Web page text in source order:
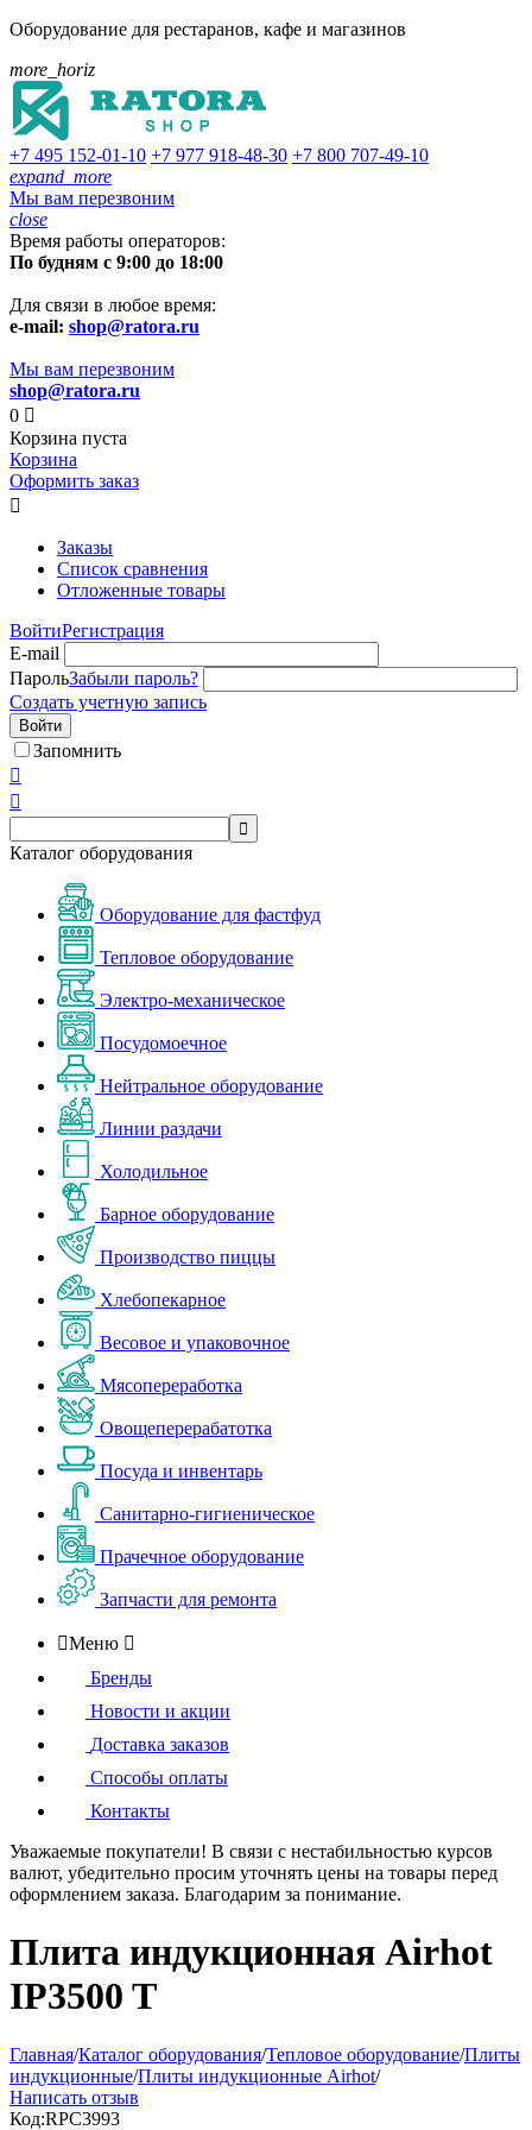
Оборудование для рестаранов, кафе и магазинов
more_horiz
+7 495 152-01-10 +7 977 918-48-30 +7 800 707-49-10
expand_more
Мы вам перезвоним
close
Время работы операторов:
По будням с 9:00 до 18:00
Для связи в любое время:
e-mail: shop@ratora.ru
Мы вам перезвоним
shop@ratora.ru
0 
Корзина пуста
Корзина
Оформить заказ

Заказы
Список сравнения
Отложенные товары
ВойтиРегистрация
E-mail
ПарольЗабыли пароль?
Создать учетную запись
Войти
Запомнить



Каталог оборудования
Оборудование для фастфуд
Тепловое оборудование
Электро-механическое
Посудомоечное
Нейтральное оборудование
Линии раздачи
Холодильное
Барное оборудование
Производство пиццы
Хлебопекарное
Весовое и упаковочное
Мясопереработка
Овощеперерабатотка
Посуда и инвентарь
Санитарно-гигиеническое
Прачечное оборудование
Запчасти для ремонта
Меню 
Бренды
Новости и акции
Доставка заказов
Способы оплаты
Контакты
Уважаемые покупатели! В связи с нестабильностью курсов
валют, убедительно просим уточнять цены на товары перед
оформлением заказа. Благодарим за понимание.
Плита индукционная Airhot
IP3500 T
Главная/Каталог оборудования/Тепловое оборудование/Плиты
индукционные/Плиты индукционные Airhot/
Написать отзыв
Код:RPC3993